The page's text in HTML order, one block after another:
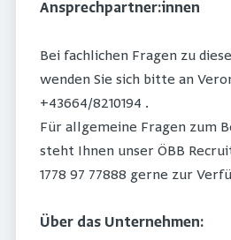
Ansprechpartner:innen
Bei fachlichen Fragen zu
wenden Sie sich bitte an
+43664/8210194 .
Für allgemeine Fragen zum
steht Ihnen unser ÖBB
1778 97 77888 gerne zur
Über das Unternehmen: